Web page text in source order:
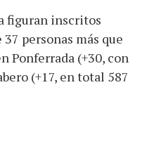
figuran inscritos
personas más que
Ponferrada (+30, con
(+17, en total 587